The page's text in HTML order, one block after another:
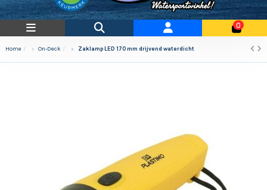
0
Home On-Deck Zaklamp LED 170 mm drijvend waterdicht